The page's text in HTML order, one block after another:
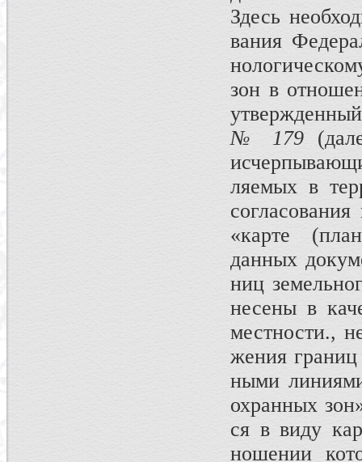
Здесь
вания
зон в
№ 179
ляемых в
«карте
данных
ниц
несены в
местности.,
жения
ными
охранных
ся в виду
ношении